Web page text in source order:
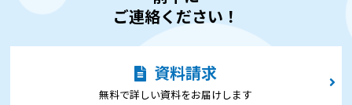
ご連絡ください！
資料請求
無料で詳しい資料をお届けします